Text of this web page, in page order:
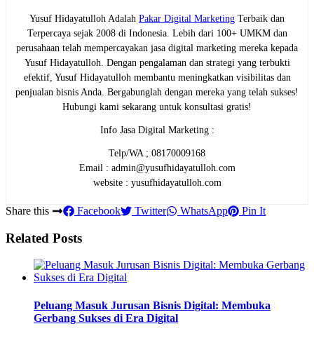
Yusuf Hidayatulloh Adalah Pakar Digital Marketing Terbaik dan
Terpercaya sejak 2008 di Indonesia. Lebih dari 100+ UMKM dan
perusahaan telah mempercayakan jasa digital marketing mereka kepada
Yusuf Hidayatulloh. Dengan pengalaman dan strategi yang terbukti
efektif, Yusuf Hidayatulloh membantu meningkatkan visibilitas dan
penjualan bisnis Anda. Bergabunglah dengan mereka yang telah sukses!
Hubungi kami sekarang untuk konsultasi gratis!
Info Jasa Digital Marketing :
Telp/WA ; 08170009168
Email : admin@yusufhidayatulloh.com
website : yusufhidayatulloh.com
Share this Facebook Twitter WhatsApp Pin It
Related Posts
Peluang Masuk Jurusan Bisnis Digital: Membuka
Gerbang Sukses di Era Digital